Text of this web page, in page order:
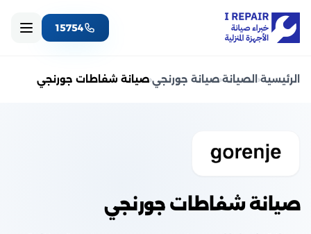
15754
الرئيسية‹ الصيانة‹صيانة جورنجي‹صيانة شفاطات جورنجي
صيانة شفاطات جورنجي